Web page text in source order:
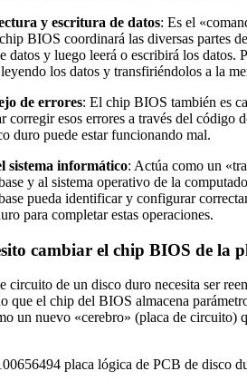
y escritura de datos: Es el
BIOS coordinará las diversas partes
datos y luego leerá o escribirá los
los datos y transfiriéndolos a la
de errores: El chip BIOS también es
corregir esos errores a través del
duro puede estar funcionando mal.
sistema informático: Actúa como un
y al sistema operativo de la
pueda identificar y configurar
para completar estas operaciones.
cambiar el chip BIOS de la
circuito de un disco duro necesita ser
que el chip del BIOS almacena
un nuevo «cerebro» (placa de
placa lógica de PCB de disco